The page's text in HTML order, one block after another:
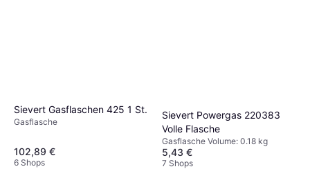
Sievert Gasflaschen 425 1 St.
Gasflasche
102,89 €
6 Shops
Sievert Powergas 220383
Volle Flasche
Gasflasche Volume: 0.18 kg
5,43 €
7 Shops